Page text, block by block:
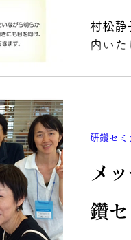
村松静
内いた
メ
鑽
研鑽セミ